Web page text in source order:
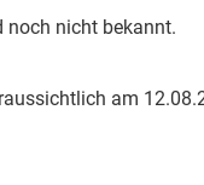
noch nicht bekannt.
am